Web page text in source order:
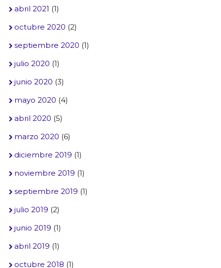
abril 2021 (1)
octubre 2020 (2)
septiembre 2020 (1)
julio 2020 (1)
junio 2020 (3)
mayo 2020 (4)
abril 2020 (5)
marzo 2020 (6)
diciembre 2019 (1)
noviembre 2019 (1)
septiembre 2019 (1)
julio 2019 (2)
junio 2019 (1)
abril 2019 (1)
octubre 2018 (1)